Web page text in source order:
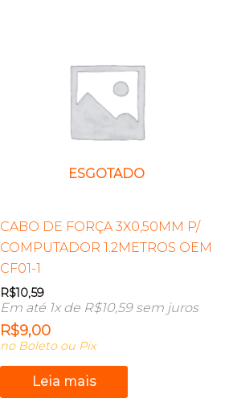
ESGOTADO
CABO DE FORÇA 3X0,50MM P/
COMPUTADOR 1.2METROS OEM
CF01-1
R$10,59
Em até 1x de R$10,59sem juros
R$9,00
no Boleto ou Pix
Leia mais